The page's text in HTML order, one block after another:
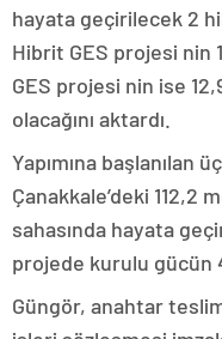
hayata geçirilecek 2
Hibrit GES projesi nin
GES projesi nin ise
olacağını aktardı.
Yapımına başlanılan
Çanakkale’deki 112,2
sahasında hayata
projede kurulu gücün
Güngör, anahtar